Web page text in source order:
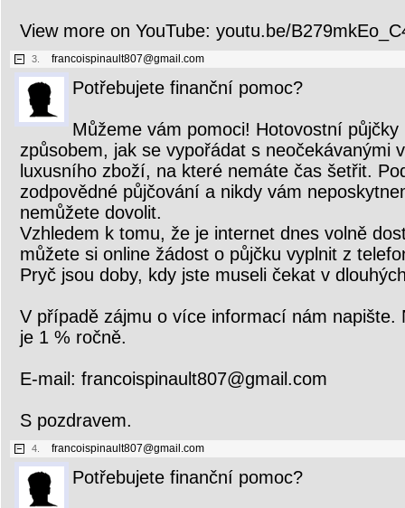
View more on YouTube: youtu.be/
3. francoispinault807@gmail.com
Potřebujete finanční pomoc?
Můžeme vám pomoci! Hotovostní
způsobem, jak se vypořádat s neočekávanými
luxusního zboží, na které nemáte čas šetřit.
zodpovědné půjčování a nikdy vám
nemůžete dovolit.
Vzhledem k tomu, že je internet dnes volně
můžete si online žádost o půjčku vyplnit z
Pryč jsou doby, kdy jste museli čekat v
V případě zájmu o více informací nám napište.
je 1 % ročně.
E-mail: francoispinault807@gmail.com
S pozdravem.
4. francoispinault807@gmail.com
Potřebujete finanční pomoc?